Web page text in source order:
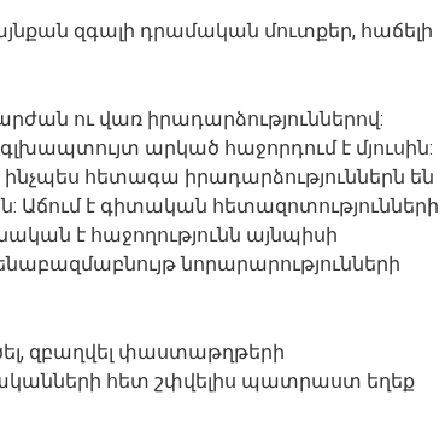
զգալի դրամական մուտքեր, հաճելի
ու վառ իրադարձություններով:
արկած հաջորդում է մյուսին:
ինչպես հետագա իրադարձություններն են
Աճում է գիտական հետազոտությունների
է հաջողությունն այնպիսի
նորարարությունների
զբաղվել փաստաթղթերի
հետ շփվելիս պատրաստ եղեք